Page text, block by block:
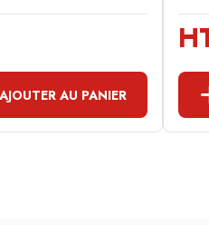
AJOUTER AU PANIER